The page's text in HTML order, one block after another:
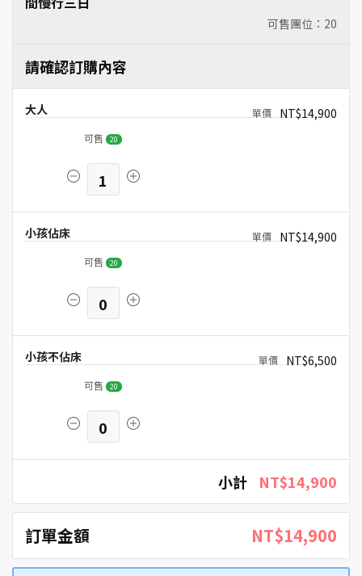
可售團位： 20
請確認訂購內容
大人 NT$14,900
可售 20
1
小孩佔床 NT$14,900
可售 20
0
小孩不佔床 NT$6,500
可售 20
0
小計 NT$14,900
訂單金額 NT$14,900